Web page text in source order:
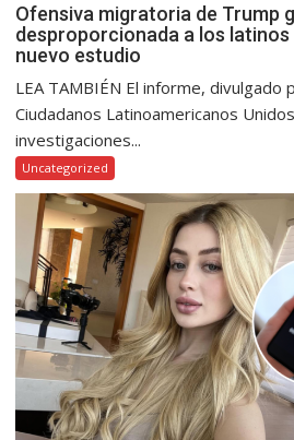
Ofensiva migratoria de Trump
desproporcionada a los latinos
nuevo estudio
LEA TAMBIÉN El informe, divulgado
Ciudadanos Latinoamericanos
investigaciones...
Uncategorized